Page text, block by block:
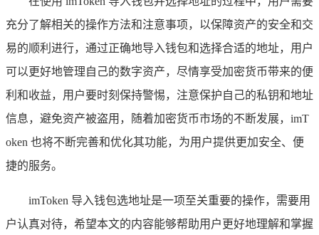
充分了解相关的操作方法和注意事项，以保障资产的安全和交
易的顺利进行，通过正确地导入钱包和选择合适的地址，用户
可以更好地管理自己的数字资产，尽情享受加密货币带来的便
利和收益，用户要时刻保持警惕，注意保护自己的私钥和地址
信息，避免资产被盗用，随着加密货币市场的不断发展，imT
oken 也将不断完善和优化其功能，为用户提供更加安全、便
捷的服务。
imToken 导入钱包选地址是一项至关重要的操作，需要用
户认真对待，希望本文的内容能够帮助用户更好地理解和掌握